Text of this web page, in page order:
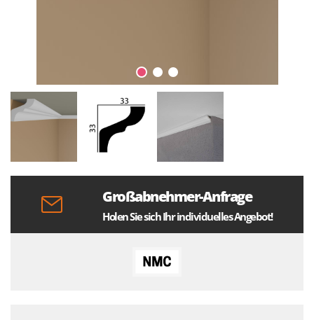
Großabnehmer-Anfrage
Holen Sie sich Ihr individuelles Angebot!